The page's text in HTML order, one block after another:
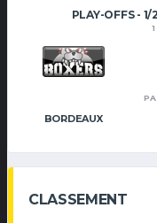
PLAY-OFFS -
BORDEAUX
CLASSEMENT